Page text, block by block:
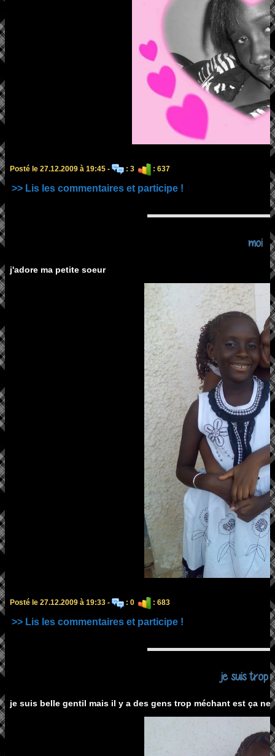
Posté le 27.12.2009 à 19:45 - : 3 : 637
>> Lis les commentaires et participe !
moi
j'adore ma petite soeur
Posté le 27.12.2009 à 19:33 - : 0 : 683
>> Lis les commentaires et participe !
je suis trop
je suis belle gentil mais il y a des gens trop méchant est ça ne